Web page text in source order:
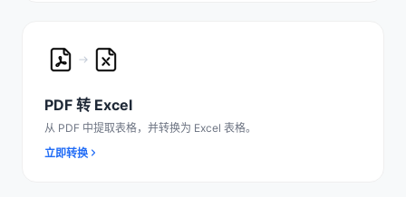
PDF 转 Excel
从 PDF 中提取表格，并转换为 Excel 表格。
立即转换